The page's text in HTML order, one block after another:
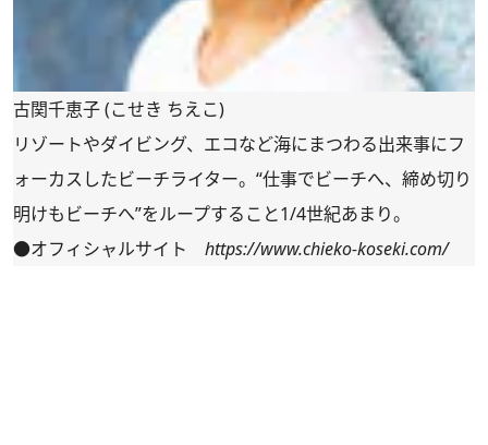
古関千恵子 (こせき ちえこ)
リゾートやダイビング、エコなど海にまつわる出来事にフ
ォーカスしたビーチライター。“仕事でビーチへ、締め切り
明けもビーチへ”をループすること1/4世紀あまり。
●オフィシャルサイト https://www.chieko-koseki.com/